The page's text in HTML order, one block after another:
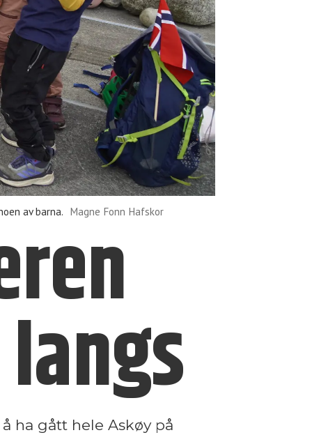
av barna. Magne Fonn Hafskor
ha gått hele Askøy på